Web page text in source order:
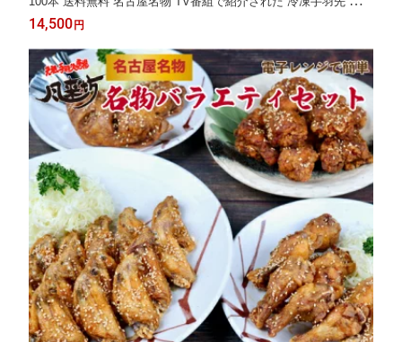
げ レンジ調理 贈答 簡単調理 土産 お土産 通販 名古屋 ギフト 楽
天 2026 父の日 お中元 御中元 残暑見舞い
14,500 円